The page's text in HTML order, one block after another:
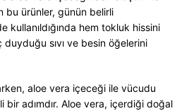
bu ürünler, günün belirli
kullanıldığında hem tokluk hissini
sıvı ve besin öğelerini
aloe vera içeceği ile vücudu
bir adımdır. Aloe vera, içerdiği doğal